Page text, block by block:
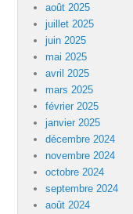
août 2025
juillet 2025
juin 2025
mai 2025
avril 2025
mars 2025
février 2025
janvier 2025
décembre 2024
novembre 2024
octobre 2024
septembre 2024
août 2024